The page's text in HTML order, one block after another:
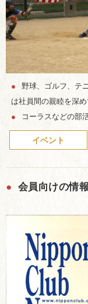
●
野球、ゴルフ、テ
は社員間の親睦を深め
●
コーラスなどの部
イベント
● 会員向けの情